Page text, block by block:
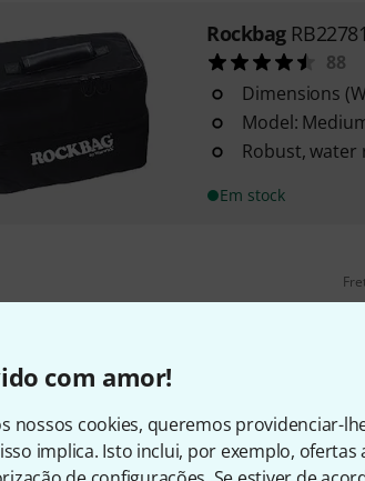
com amor!
nossos cookies, queremos providenciar-
implica. Isto inclui, por exemplo,
Rockbag
88
Dimensions
Model:
Robust, water
Em stock
Gosta do que vê?